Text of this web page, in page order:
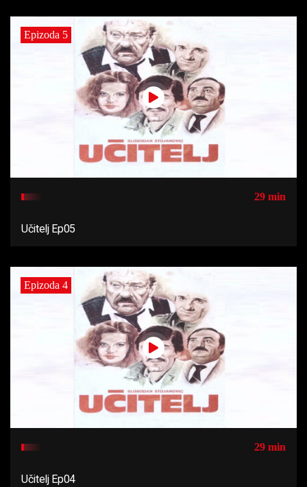
Epizoda 5
29 min
Učitelj Ep05
Epizoda 4
29 min
Učitelj Ep04